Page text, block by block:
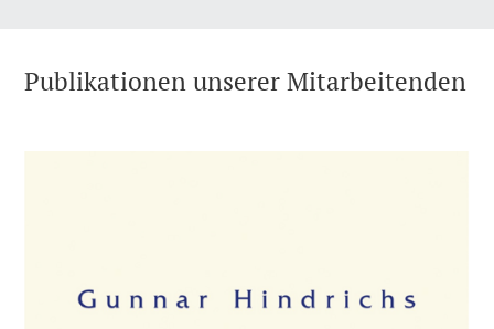
Publikationen unserer Mitarbeitenden